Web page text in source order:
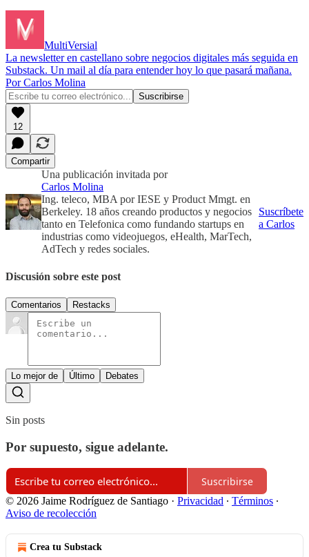
MultiVersial
La newsletter en castellano sobre negocios digitales más seguida en
Substack. Un mail al día para entender hoy lo que pasará mañana.
Por Carlos Molina
12
Compartir
Una publicación invitada por
Carlos Molina
Ing. teleco, MBA por IESE y Product Mmgt. en
Berkeley. 18 años creando productos y negocios
tanto en Telefonica como fundando startups en
industrias como videojuegos, eHealth, MarTech,
AdTech y redes sociales.
Suscríbete
a Carlos
Discusión sobre este post
Comentarios Restacks
Lo mejor de Último Debates
Sin posts
Por supuesto, sigue adelante.
Suscribirse
© 2026 Jaime Rodríguez de Santiago · Privacidad ∙ Términos ∙
Aviso de recolección
Crea tu Substack